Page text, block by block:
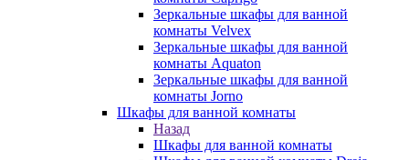
Зеркальные шкафы для ванной
комнаты Velvex
Зеркальные шкафы для ванной
комнаты Aquaton
Зеркальные шкафы для ванной
комнаты Jorno
Шкафы для ванной комнаты
Назад
Шкафы для ванной комнаты